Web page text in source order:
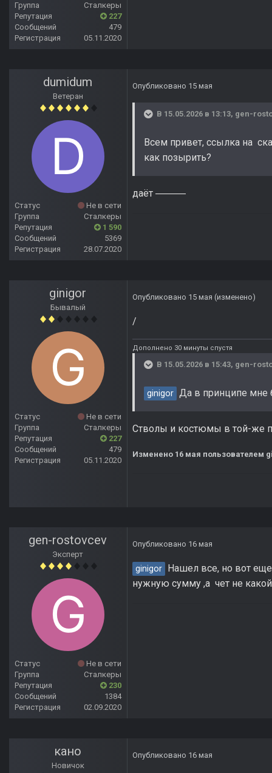
Группа
Сталкеры
Репутация
227
Сообщений
479
Регистрация
05.11.2020
dumidum
Ветеран
Статус
Не в сети
Группа
Сталкеры
Репутация
1 590
Сообщений
5369
Регистрация
28.07.2020
Опубликовано 15 мая
В 15.05.2026 в 13:13, gen-
Всем привет, ссылка на
как позырить?
даёт
ginigor
Бывалый
Статус
Не в сети
Группа
Сталкеры
Репутация
227
Сообщений
479
Регистрация
05.11.2020
Опубликовано 15 мая (изменено)
/
Дополнено 30 минуты спустя
В 15.05.2026 в 15:43, gen-
ginigor Да в принципе мне
Стволы и костюмы в той-же
Изменено 16 мая пользователем
gen-rostovcev
Эксперт
Статус
Не в сети
Группа
Сталкеры
Репутация
230
Сообщений
1384
Регистрация
02.09.2020
Опубликовано 16 мая
ginigor
Нашел все, но вот
нужную сумму ,а чет не
кано
Новичок
Опубликовано 16 мая